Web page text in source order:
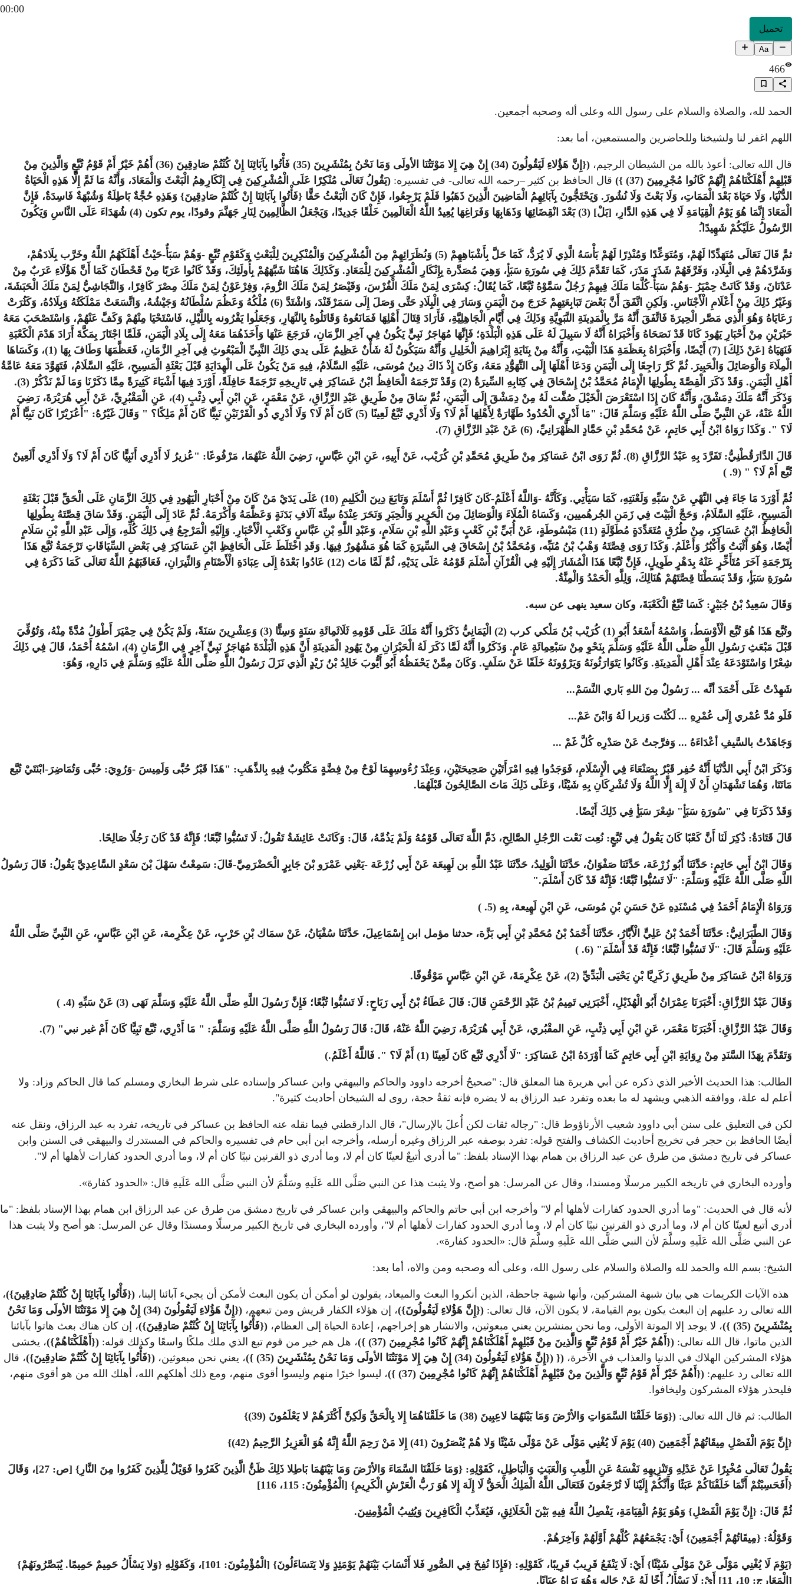
00:00
تحميل
Aa
466
الحمد لله، والصلاة والسلام على رسول الله وعلى أله وصحبه أجمعين.
اللهم اغفر لنا ولشيخنا وللحاضرين والمستمعين، أما بعد:
قال الله تعالى: أعوذ بالله من الشيطان الرجيم،
({إِنَّ هَؤُلاءِ لَيَقُولُونَ (34) إِنْ هِيَ إِلا مَوْتَتُنَا الأولَى وَمَا نَحْنُ بِمُنْشَرِينَ (35) فَأْتُوا بِآبَائِنَا إِنْ كُنْتُمْ صَادِقِينَ (36) أَهُمْ خَيْرٌ أَمْ قَوْمُ تُبَّعٍ وَالَّذِينَ مِنْ
قَبْلِهِمْ أَهْلَكْنَاهُمْ إِنَّهُمْ كَانُوا مُجْرِمِينَ (37) })
قال الحافظ بن كثير –رحمه الله تعالى- في تفسيره: (يَقُولُ تَعَالَى مُنْكِرًا عَلَى الْمُشْرِكِينَ فِي إِنْكَارِهِمُ الْبَعْثَ وَالْمَعَادَ، وَأَنَّهُ مَا ثَمَّ إِلَّا هَذِهِ الْحَيَاةُ
الدُّنْيَا، وَلَا حَيَاةَ بَعْدَ الْمَمَاتِ، وَلَا بَعْثَ وَلَا نُشُورَ. وَيَحْتَجُّونَ بِآبَائِهِمُ الْمَاضِينَ الَّذِينَ ذَهَبُوا فَلَمْ يَرْجِعُوا، فَإِنْ كَانَ الْبَعْثُ حَقًّا {فَأْتُوا بِآبَائِنَا إِنْ كُنْتُمْ صَادِقِينَ} وَهَذِهِ حُجَّةٌ بَاطِلَةٌ وَشُبْهَةٌ فَاسِدَةٌ، فَإِنَّ
الْمَعَادَ إِنَّمَا هُوَ يَوْمُ الْقِيَامَةِ لَا فِي هَذِهِ الدَّارِ، [بَلْ] (3) بَعْدَ انْقِضَائِهَا وَذَهَابِهَا وَفَرَاغِهَا يُعِيدُ اللَّهُ الْعَالَمِينَ خَلْقًا جَدِيدًا، وَيَجْعَلُ الظَّالِمِينَ لِنَارِ جَهَنَّمَ وقودًا، يوم تكون (4) شُهَدَاءَ عَلَى النَّاسِ وَيَكُونَ
الرَّسُولُ عَلَيْكُمْ شَهِيدًا.ُ
ثمَّ قَالَ تَعَالَى مُتَهَدِّدًا لَهُمْ، وَمُتَوَعِّدًا وَمُنْذِرًا لَهُمْ بَأْسَهُ الَّذِي لَا يُرَدُّ، كَمَا حَلَّ بِأَشْبَاهِهِمْ (5) وَنُظَرَائِهِمْ مِنَ الْمُشْرِكِينَ وَالْمُنْكِرِينَ لِلْبَعْثِ وَكَقَوْمِ تُبَّعٍ -وَهُمْ سَبَأٌ-حَيْثُ أَهْلَكَهُمُ اللَّهُ وخَرَّب بِلَادَهُمْ،
وَشَرَّدَهُمْ فِي الْبِلَادِ، وَفَرَّقَهُمْ شَذَرَ مَذَرَ، كَمَا تَقَدَّمَ ذَلِكَ فِي سُورَةِ سَبَأٍ، وَهِيَ مُصَدَّرة بِإِنْكَارِ الْمُشْرِكِينَ لِلْمَعَادِ. وَكَذَلِكَ هَاهُنَا شَبَّهَهُمْ بِأُولَئِكَ، وَقَدْ كَانُوا عَرَبًا مِنْ قَحْطَانَ كَمَا أَنَّ هَؤُلَاءِ عَرَبٌ مِنْ
عَدْنَانَ، وَقَدْ كَانَتْ حِمْيَرُ -وَهُمْ سَبَأٌ-كُلَّمَا مَلَكَ فِيهِمْ رَجُلٌ سَمَّوْهُ تُبَّعًا، كَمَا يُقَالُ: كِسْرَى لِمَنْ مَلَكَ الْفُرْسَ، وَقَيْصَرُ لِمَنْ مَلَكَ الرُّومَ، وَفِرْعَوْنُ لِمَنْ مَلَكَ مِصْرَ كَافِرًا، وَالنَّجَاشِيُّ لِمَنْ مَلَكَ الْحَبَشَةَ،
وَغَيْرُ ذَلِكَ مِنْ أَعْلَامِ الْأَجْنَاسِ. وَلَكِنِ اتَّفَقَ أَنَّ بَعْضَ تَبَابِعَتِهِمْ خَرَجَ مِنَ الْيَمَنِ وَسَارَ فِي الْبِلَادِ حَتَّى وَصَلَ إِلَى سَمَرْقَنْدَ، وَاشْتَدَّ (6) مُلْكُهُ وَعَظُمَ سُلْطَانُهُ وَجَيْشُهُ، وَاتَّسَعَتْ مَمْلَكَتُهُ وَبِلَادُهُ، وَكَثُرَتْ
رَعَايَاهُ وَهُوَ الَّذِي مَصَّر الْحِيرَةَ فَاتَّفَقَ أَنَّهُ مَرَّ بِالْمَدِينَةِ النَّبَوِيَّةِ وَذَلِكَ فِي أَيَّامِ الْجَاهِلِيَّةِ، فَأَرَادَ قِتَالَ أَهْلِهَا فَمَانَعُوهُ وَقَاتَلُوهُ بِالنَّهَارِ، وَجَعَلُوا يَقْرُونه بِاللَّيْلِ، فَاسْتَحْيَا مِنْهُمْ وَكَفَّ عَنْهُمْ، وَاسْتَصْحَبَ مَعَهُ
حَبْرَيْنِ مِنْ أَحْبَارِ يَهُودَ كَانَا قَدْ نَصَحَاهُ وَأَخْبَرَاهُ أَنَّهُ لَا سَبِيلَ لَهُ عَلَى هَذِهِ الْبَلْدَةِ؛ فَإِنَّهَا مُهَاجَرُ نَبِيٍّ يَكُونُ فِي آخِرِ الزَّمَانِ، فَرَجَعَ عَنْهَا وَأَخَذَهُمَا مَعَهُ إِلَى بِلَادِ الْيَمَنِ، فَلَمَّا اجْتَازَ بِمَكَّةَ أَرَادَ هَدْمَ الْكَعْبَةِ
فَنَهَيَاهُ [عَنْ ذَلِكَ] (7) أَيْضًا، وَأَخْبَرَاهُ بِعَظَمَةِ هَذَا الْبَيْتِ، وَأَنَّهُ مِنْ بِنَايَةِ إِبْرَاهِيمَ الْخَلِيلِ وَأَنَّهُ سَيَكُونُ لَهُ شَأْنٌ عَظِيمٌ عَلَى يدي ذَلِكَ النَّبِيِّ الْمَبْعُوثِ فِي آخِرِ الزَّمَانِ، فَعَظَّمَهَا وَطَافَ بِهَا (1)، وَكَسَاهَا
الْمِلَاءَ وَالْوَصَائِلَ وَالْحَبِيرَ. ثُمَّ كَرَّ رَاجِعًا إِلَى الْيَمَنِ وَدَعَا أَهْلَهَا إِلَى التَّهَوُّدِ مَعَهُ، وَكَانَ إِذْ ذَاكَ دِينُ مُوسَى، عَلَيْهِ السَّلَامُ، فِيهِ مَنْ يَكُونُ عَلَى الْهِدَايَةِ قَبْلَ بَعْثَةِ الْمَسِيحِ، عَلَيْهِ السَّلَامُ، فَتَهَوَّدَ مَعَهُ عَامَّةُ
أَهْلِ الْيَمَنِ. وَقَدْ ذَكَرَ الْقِصَّةَ بِطُولِهَا الْإِمَامُ مُحَمَّدُ بْنُ إِسْحَاقَ فِي كِتَابِهِ السِّيرَةُ (2) وَقَدْ تَرْجَمَهُ الْحَافِظُ ابْنُ عَسَاكِرَ فِي تَارِيخِهِ تَرْجَمَةً حَافِلَةً، أَوْرَدَ فِيهَا أَشْيَاءَ كَثِيرَةً مِمَّا ذَكَرْنَا وَمَا لَمْ نَذْكُرْ (3).
وَذَكَرَ أَنَّهُ مَلَكَ دِمَشْقَ، وَأَنَّهُ كَانَ إِذَا اسْتَعْرَضَ الْخَيْلَ صُفَّت لَهُ مِنْ دِمَشْقَ إِلَى الْيَمَنِ، ثُمَّ سَاقَ مِنْ طَرِيقِ عَبْدِ الرَّزَّاقِ، عَنْ مَعْمَرٍ، عَنِ ابْنِ أَبِي ذِئْبٍ (4)، عَنِ الْمَقْبُرِيِّ، عَنْ أَبِي هُرَيْرَةَ، رَضِيَ
اللَّهُ عَنْهُ، عَنِ النَّبِيِّ صَلَّى اللَّهُ عَلَيْهِ وَسَلَّمَ قَالَ: "مَا أَدْرِي الْحُدُودُ طَهَّارَةٌ لِأَهْلِهَا أَمْ لَا؟ وَلَا أَدْرِي تُبَّعٌ لَعِينًا (5) كَانَ أَمْ لَا؟ وَلَا أَدْرِي ذُو الْقَرْنَيْنِ نَبِيًّا كَانَ أَمْ مَلِكًا؟ " وَقَالَ غَيْرُهُ: "أَعُزَيْرًا كَانَ نَبِيًّا أَمْ
لَا؟ ". وَكَذَا رَوَاهُ ابْنُ أَبِي حَاتِمٍ، عَنْ مُحَمَّدِ بْنِ حَمَّادٍ الظَّهْرَانِيِّ، (6) عَنْ عَبْدِ الرَّزَّاقِ (7).
قَالَ الدَّارَقُطْنِيُّ: تَفَرَّدَ بِهِ عَبْدُ الرَّزَّاقِ (8). ثُمَّ رَوَى ابْنُ عَسَاكِرَ مِنْ طَرِيقِ مُحَمَّدِ بْنِ كُرَيْب، عَنْ أَبِيهِ، عَنِ ابْنِ عَبَّاسٍ، رَضِيَ اللَّهُ عَنْهُمَا، مَرْفُوعًا: "عُزيرُ لَا أَدْرِي أَنَبِيًّا كَانَ أَمْ لَا؟ وَلَا أَدْرِي أَلَعِينٌ
تُبَّع أَمْ لَا؟ " (9 ( .
ثُمَّ أَوْرَدَ مَا جَاءَ فِي النَّهْيِ عَنْ سَبِّهِ وَلَعْنَتِهِ، كَمَا سَيَأْتِي. وَكَأَنَّهُ -وَاللَّهُ أَعْلَمُ-كَانَ كَافِرًا ثُمَّ أَسْلَمَ وَتَابَعَ دِينَ الْكَلِيمِ (10) عَلَى يَدَيْ مَنْ كَانَ مِنْ أَحْبَارِ الْيَهُودِ فِي ذَلِكَ الزَّمَانِ عَلَى الْحَقِّ قَبْلَ بَعْثَةِ
الْمَسِيحِ، عَلَيْهِ السَّلَامُ، وَحَجَّ الْبَيْتَ فِي زَمَنِ الجُرهُميين، وَكَسَاهُ الْمُلَاءَ وَالْوَصَائِلَ مِنَ الْحَرِيرِ وَالْحِبَرِ وَنَحَرَ عِنْدَهُ سِتَّةَ آلَافِ بَدَنَةٍ وَعَظَّمَهُ وَأَكْرَمَهُ. ثُمَّ عَادَ إِلَى الْيَمَنِ. وَقَدْ سَاقَ قِصَّتَهُ بِطُولِهَا
الْحَافِظُ ابْنُ عَسَاكِرَ، مِنْ طُرُقٍ مُتَعَدِّدَةٍ مُطَوَّلَةٍ (11) مَبْسُوطَةٍ، عَنْ أُبَيِّ بْنِ كَعْبٍ وَعَبْدِ اللَّهِ بْنِ سَلَامٍ، وَعَبْدِ اللَّهِ بْنِ عَبَّاسٍ وَكَعْبِ الْأَحْبَارِ. وَإِلَيْهِ الْمَرْجِعُ فِي ذَلِكَ كُلِّهِ، وَإِلَى عَبْدِ اللَّهِ بْنِ سَلَامٍ
أَيْضًا، وَهُوَ أَثْبَتُ وَأَكْبُرُ وَأَعْلَمُ. وَكَذَا رَوَى قِصَّتَهُ وَهْبُ بْنُ مُنَبِّه، وَمُحَمَّدُ بْنُ إِسْحَاقَ فِي السِّيرَةِ كَمَا هُوَ مَشْهُورٌ فِيهَا. وَقَدِ اخْتَلَطَ عَلَى الْحَافِظِ ابْنِ عَسَاكِرَ فِي بَعْضِ السِّيَاقَاتِ تَرْجَمَةُ تُبَّع هَذَا
بِتَرْجَمَةِ آخَرَ مُتَأَخِّرٍ عَنْهُ بِدَهْرٍ طَوِيلٍ، فَإِنَّ تُبَّعًا هَذَا الْمُشَارَ إِلَيْهِ فِي الْقُرْآنِ أَسْلَمَ قَوْمُهُ عَلَى يَدَيْهِ، ثُمَّ لَمَّا مَاتَ (12) عَادُوا بَعْدَهُ إِلَى عِبَادَةِ الْأَصْنَامِ وَالنِّيرَانِ، فَعَاقَبَهُمُ اللَّهُ تَعَالَى كَمَا ذَكَرَهُ فِي
سُورَةِ سَبَأٍ، وَقَدْ بَسَطْنَا قِصَّتَهُمْ هُنَالِكَ، وَلِلَّهِ الْحَمْدُ وَالْمِنَّةُ.
وَقَالَ سَعِيدُ بْنُ جُبَيْرٍ: كَسَا تُبَّعٌ الْكَعْبَةَ، وكان سعيد ينهى عن سبه.
وتُبَّع هَذَا هُوَ تُبَّع الْأَوْسَطُ، وَاسْمُهُ أَسْعَدُ أَبُو (1) كُرَيْب بْنُ مَلْكي كرب (2) الْيَمَانِيُّ ذَكَرُوا أَنَّهُ مَلَكَ عَلَى قَوْمِهِ ثَلَاثَمِائَةِ سَنَةٍ وَسِتًّا (3) وَعِشْرِينَ سَنَةً، وَلَمْ يَكُنْ فِي حِمْيَرَ أَطْوَلُ مُدَّةً مِنْهُ، وَتُوُفِّيَ
قَبْلَ مَبْعَثِ رَسُولِ اللَّهِ صَلَّى اللَّهُ عَلَيْهِ وَسَلَّمَ بِنَحْوِ مِنْ سَبْعِمِائَةِ عَامٍ. وَذَكَرُوا أَنَّهُ لَمَّا ذَكَرَ لَهُ الْحَبْرَانِ مِنْ يَهُودِ الْمَدِينَةِ أَنَّ هَذِهِ الْبَلْدَةَ مُهَاجَرُ نَبِيٍّ آخِرٍ فِي الزَّمَانِ (4)، اسْمُهُ أَحْمَدُ، قَالَ فِي ذَلِكَ
شِعْرًا وَاسْتَوْدَعَهُ عِنْدَ أَهْلِ الْمَدِينَةِ. وَكَانُوا يَتَوَارَثُونَهُ وَيَرْوُونَهُ خَلَفًا عَنْ سَلَفٍ. وَكَانَ مِمَّنْ يَحْفَظُهُ أَبُو أَيُّوبَ خَالِدُ بْنُ زَيْدٍ الَّذِي نَزَلَ رَسُولُ اللَّهِ صَلَّى اللَّهُ عَلَيْهِ وَسَلَّمَ فِي دَارِهِ، وَهُوَ:
شَهِدْتُ عَلَى أَحْمَدَ أنَّه ... رَسُولٌ مِنَ اللهِ بَاري النَّسَمْ...
فَلَو مُدَّ عُمْري إِلَى عُمْرِهِ ... لَكُنْت وَزيرا لَهُ وَابْنَ عَمْ...
وَجَاهَدْتُ بالسَّيفِ أعْدَاءَهُ ... وَفرَّجتُ عَنْ صَدْرِه كُلَّ غَمْ ...
وَذَكَرَ ابْنُ أَبِي الدُّنْيَا أَنَّهُ حُفِر قَبْرٌ بِصَنْعَاءَ فِي الْإِسْلَامِ، فَوَجَدُوا فِيهِ امْرَأَتَيْنِ صَحِيحَتَيْنِ، وَعِنْدَ رُءُوسِهِمَا لَوْحٌ مِنْ فِضَّةٍ مَكْتُوبٌ فِيهِ بِالذَّهَبِ: "هَذَا قَبْرُ حُبَّى وَلَمِيسَ -وَرُوِيَ: حُبَّى وَتُمَاضِرَ-ابْنَتَيْ تُبَّع
مَاتَتَا، وَهُمَا تَشْهَدَانِ أَنْ لَا إِلَهَ إِلَّا اللَّهُ وَلَا تُشْرِكَانِ بِهِ شَيْئًا، وَعَلَى ذَلِكَ مَاتَ الصَّالِحُونَ قَبْلَهُمَا.
وَقَدْ ذَكَرَنَا فِي "سُورَةِ سَبَأٍ" شِعْرَ سَبَأٍ فِي ذَلِكَ أَيْضًا.
قَالَ قَتَادَةُ: ذُكِرَ لَنَا أَنَّ كَعْبًا كَانَ يَقُولُ فِي تُبَّعٍ: نُعِت نَعْت الرَّجُلِ الصَّالِحِ، ذَمَّ اللَّهَ تَعَالَى قَوْمُهُ وَلَمْ يَذُمَّهُ، قَالَ: وَكَانَتْ عَائِشَةُ تَقُولُ: لَا تَسُبُّوا تُبَّعًا؛ فَإِنَّهُ قَدْ كَانَ رَجُلًا صَالِحًا.
وَقَالَ ابْنُ أَبِي حَاتِمٍ: حَدَّثَنَا أَبُو زُرْعَة، حَدَّثَنَا صَفْوَانُ، حَدَّثَنَا الْوَلِيدُ، حَدَّثَنَا عَبْدُ اللَّهِ بن لَهِيعَة عَنْ أَبِي زُرْعَة -يَعْنِي عَمْرَو بْنَ جَابِرٍ الْحَضْرَمِيَّ-قَالَ: سَمِعْتُ سَهْلَ بْنَ سَعْدٍ السَّاعِدِيَّ يَقُولُ: قَالَ رَسُولُ
اللَّهِ صَلَّى اللَّهُ عَلَيْهِ وَسَلَّمَ: "لَا تَسُبُّوا تُبَّعًا؛ فَإِنَّهُ قَدْ كَانَ أَسْلَمَ".
وَرَوَاهُ الْإِمَامُ أَحْمَدُ فِي مُسْنَدِهِ عَنْ حَسَنِ بْنِ مُوسَى، عَنِ ابْنِ لَهِيعة، بِهِ (5 ( .
وَقَالَ الطَّبَرَانِيُّ: حَدَّثَنَا أَحْمَدُ بْنُ عَلِيٍّ الْأَبَّارُ، حَدَّثَنَا أَحْمَدُ بْنُ مُحَمَّدِ بْنِ أَبِي بَزَّة، حدثنا مؤمل ابن إِسْمَاعِيلَ، حَدَّثَنَا سُفْيَانُ، عَنْ سمَاك بْنِ حَرْبٍ، عَنْ عِكْرِمة، عَنِ ابْنِ عَبَّاسٍ، عَنِ النَّبِيِّ صَلَّى اللَّهُ
عَلَيْهِ وَسَلَّمَ قَالَ: "لَا تَسُبُّوا تُبَّعًا؛ فَإِنَّهُ قَدْ أَسْلَمَ" (6 ( .
وَرَوَاهُ ابْنُ عَسَاكِرَ مِنْ طَرِيقِ زَكَرِيَّا بْنِ يَحْيَى الْبَدِّيِّ (2)، عَنْ عِكْرِمَةَ، عَنِ ابْنِ عَبَّاسٍ مَوْقُوفًا .
وَقَالَ عَبْدُ الرَّزَّاقِ: أَخْبَرَنَا عِمْرَانُ أَبُو الْهُذَيْلِ، أَخْبَرَنِي تَمِيمُ بْنُ عَبْدِ الرَّحْمَنِ قَالَ: قَالَ عَطَاءُ بْنُ أَبِي رَبَاحٍ: لَا تَسُبُّوا تُبَّعًا؛ فَإِنَّ رَسُولَ اللَّهِ صَلَّى اللَّهُ عَلَيْهِ وَسَلَّمَ نَهَى (3) عَنْ سَبِّهِ (4 ( .
وَقَالَ عَبْدُ الرَّزَّاقِ: أَخْبَرَنَا مَعْمَر، عَنِ ابْنِ أَبِي ذِئْبٍ، عَنِ المقْبُري، عَنْ أَبِي هُرَيْرَةَ، رَضِيَ اللَّهُ عَنْهُ، قَالَ: قَالَ رَسُولُ اللَّهِ صَلَّى اللَّهُ عَلَيْهِ وَسَلَّمَ: " مَا أَدْرِي، تُبَّع نَبِيًّا كَانَ أَمْ غير نبي" (7).
وَتَقَدَّمَ بِهَذَا السَّنَدِ مِنْ رِوَايَةِ ابْنِ أَبِي حَاتِمٍ كَمَا أَوْرَدَهُ ابْنُ عَسَاكِرَ: "لَا أَدْرِي تُبَّع كَانَ لَعِينًا (1) أَمْ لَا؟ ". فَاللَّهُ أَعْلَمُ .
)
الطالب: هذا الحديث الأخير الذي ذكره عن أبي هريرة هنا المعلق قال: "صحيحٌ أخرجه داوود والحاكم والبيهقي وابن عساكر وإسناده على شرط البخاري ومسلم كما قال الحاكم وزاد: ولا
أعلم له علة، ووافقه الذهبي ويشهد له ما بعده وتفرد عبد الرزاق به لا يضره فإنه ثقةٌ حجة، روى له الشيخان أحاديث كثيرة".
لكن في التعليق على سنن أبي داوود شعيب الأرناؤوط قال: "رجاله ثقات لكن أُعلَ بالإرسال"، قال الدارقطني فيما نقله عنه الحافظ بن عساكر في تاريخه، تفرد به عبد الرزاق، ونقل عنه
أيضًا الحافظ بن حجر في تخريج أحاديث الكشاف والفتح قوله: تفرد بوصفه عبر الرزاق وغيره أرسله، وأخرجه ابن أبي حام في تفسيره والحاكم في المستدرك والبيهقي في السنن وابن
عساكر في تاريخ دمشق من طرق عن عبد الرزاق بن همام بهذا الإسناد بلفظ: "ما أدري أتبعٌ لعينًا كان أم لا، وما أدري ذو القرنين نبيًا كان أم لا، وما أدري الحدود كفارات لأهلها أم لا".
وأورده البخاري في تاريخه الكبير مرسلًا ومسندا، وقال عن المرسل: هو أصح، ولا يثبت هذا عن النبي صَلَّى الله عَلَيهِ وسَلَّمَ لأن النبي صَلَّى الله عَلَيهِ قال: «الحدود كفارة».
لأنه قال في الحديث: "وما أدري الحدود كفارات لأهلها أم لا" وأخرجه ابن أبي حاتم والحاكم والبيهقي وابن عساكر في تاريخ دمشق من طرق عن عبد الرزاق ابن همام بهذا الإسناد بلفظ: "ما
أدري أتبع لعينًا كان أم لا، وما أدري ذو القرنين نبيًا كان أم لا، وما أدري الحدود كفارات لأهلها أم لا"، وأورده البخاري في تاريخ الكبير مرسلًا ومسندًا وقال عن المرسل: هو أصح ولا يثبت هذا
عن النبي صَلَّى الله عَلَيهِ وسلَّمَ لأن النبي صَلَّى الله عَلَيهِ وسلَّمَ قال: «الحدود كفارة».
الشيخ: بسم الله والحمد لله والصلاة والسلام على رسول الله، وعلى أله وصحبه ومن والاه، أما بعد:
هذه الآيات الكريمات هي بيان شبهة المشركين، وأنها شبهة جاحظة، الذين أنكروا البعث والميعاد، يقولون لو أمكن أن يكون البعث لأمكن أن يجيء آبائنا إلينا، ({فَأْتُوا بِآبَائِنَا إِنْ كُنْتُمْ صَادِقِينَ})،
الله تعالى رد عليهم إن البعث يكون يوم القيامة، لا يكون الآن، قال تعالى: ({إِنَّ هَؤُلاءِ لَيَقُولُونَ})، إن هؤلاء الكفار قريش ومن تبعهم،
({إِنَّ هَؤُلاءِ لَيَقُولُونَ (34) إِنْ هِيَ إِلا مَوْتَتُنَا الأولَى وَمَا نَحْنُ
بِمُنْشَرِينَ (35) })
، لا يوجد إلا الموتة الأولى، وما نحن بمنشرين يعني مبعوثين، والانشار هو إخراجهم، إعادة الحياة إلى العظام، ({فَأْتُوا بِآبَائِنَا إِنْ كُنْتُمْ صَادِقِينَ})، إن كان هناك بعث هاتوا بآبائنا
الذين ماتوا، قال الله تعالى: ({ أَهُمْ خَيْرٌ أَمْ قَوْمُ تُبَّعٍ وَالَّذِينَ مِنْ قَبْلِهِمْ أَهْلَكْنَاهُمْ إِنَّهُمْ كَانُوا مُجْرِمِينَ (37) }) ، هل هم خير من قوم تبع الذي ملك ملكًا واسعًا وكذلك قوله: ({ أَهْلَكْنَاهُمْ})، يخشى
هؤلاء المشركين الهلاك في الدنيا والعذاب في الآخرة، ({ ({إِنَّ هَؤُلاءِ لَيَقُولُونَ (34) إِنْ هِيَ إِلا مَوْتَتُنَا الأولَى وَمَا نَحْنُ بِمُنْشَرِينَ (35) }) ، يعني نحن مبعوثين، ({فَأْتُوا بِآبَائِنَا إِنْ كُنْتُمْ صَادِقِينَ})، قال
الله تعالى رد عليهم: ({ أَهُمْ خَيْرٌ أَمْ قَوْمُ تُبَّعٍ وَالَّذِينَ مِنْ قَبْلِهِمْ أَهْلَكْنَاهُمْ إِنَّهُمْ كَانُوا مُجْرِمِينَ (37) })
، ليسوا خيرًا منهم وليسوا أقوى منهم، ومع ذلك أهلكهم الله، أهلك الله من هو أقوى منهم،
فليحذر هؤلاء المشركون وليخافوا.
الطالب: ثم قال الله تعالى: ({وَمَا خَلَقْنَا السَّمَوَاتِ وَالأرْضَ وَمَا بَيْنَهُمَا لاعِبِينَ (38) مَا خَلَقْنَاهُمَا إِلا بِالْحَقِّ وَلَكِنَّ أَكْثَرَهُمْ لا يَعْلَمُونَ (39)}
{إِنَّ يَوْمَ الْفَصْلِ مِيقَاتُهُمْ أَجْمَعِينَ (40) يَوْمَ لَا يُغْنِي مَوْلًى عَنْ مَوْلًى شَيْئًا وَلا هُمْ يُنْصَرُونَ (41) إِلا مَنْ رَحِمَ اللَّهُ إِنَّهُ هُوَ الْعَزِيزُ الرَّحِيمُ (42)}
يَقُولُ تَعَالَى مُخْبِرًا عَنْ عَدْلِهِ وَتَنْزِيهِهِ نَفْسَهُ عَنِ اللَّعِبِ وَالْعَبَثِ وَالْبَاطِلِ، كَقَوْلِهِ: {وَمَا خَلَقْنَا السَّمَاءَ وَالأرْضَ وَمَا بَيْنَهُمَا بَاطِلا ذَلِكَ ظَنُّ الَّذِينَ كَفَرُوا فَوَيْلٌ لِلَّذِينَ كَفَرُوا مِنَ النَّارِ} [ص: 27]، وَقَالَ
{أَفَحَسِبْتُمْ أَنَّمَا خَلَقْنَاكُمْ عَبَثًا وَأَنَّكُمْ إِلَيْنَا لَا تُرْجَعُونَ فَتَعَالَى اللَّهُ الْمَلِكُ الْحَقُّ لَا إِلَهَ إِلا هُوَ رَبُّ الْعَرْشِ الْكَرِيمِ} [الْمُؤْمِنُونَ: 115، 116]
ثُمَّ قَالَ: {إِنَّ يَوْمَ الْفَصْلِ} وَهُوَ يَوْمُ الْقِيَامَةِ، يَفْصِلُ اللَّهُ فِيهِ بَيْنَ الْخَلَائِقِ، فَيُعَذِّبُ الْكَافِرِينَ وَيُثِيبُ الْمُؤْمِنِينَ.
وَقَوْلُهُ: {مِيقَاتُهُمْ أَجْمَعِينَ} أَيْ: يَجْمَعُهُمْ كُلَّهُمْ أَوَّلَهُمْ وَآخِرَهُمْ.
{يَوْمَ لَا يُغْنِي مَوْلًى عَنْ مَوْلًى شَيْئًا} أَيْ: لَا يَنْفَعُ قَرِيبٌ قَرِيبًا، كَقَوْلِهِ: {فَإِذَا نُفِخَ فِي الصُّورِ فَلا أَنْسَابَ بَيْنَهُمْ يَوْمَئِذٍ وَلا يَتَسَاءَلُونَ} [الْمُؤْمِنُونَ: 101]، وَكَقَوْلِهِ {وَلا يَسْأَلُ حَمِيمٌ حَمِيمًا. يُبَصَّرُونَهُمْ}
[الْمَعَارِجِ: 10، 11] أَيْ: لَا يَسْأَلُ أَخًا لَهُ عَنْ حَالِهِ وَهُوَ يَرَاهُ عِيَانًا
.